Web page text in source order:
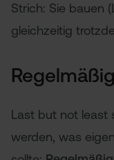
Strich: Sie bauen
gleichzeitig
Last but not least
werden, was